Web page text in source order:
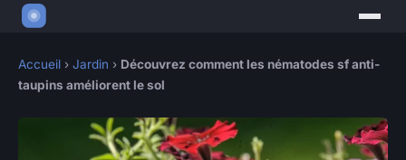
Accueil › Jardin › Découvrez comment les nématodes sf anti-
taupins améliorent le sol